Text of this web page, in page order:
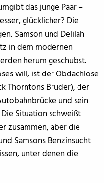
das junge Paar –
glücklicher? Die
Samson und Delilah
in dem modernen
herum geschubst.
will, ist der Obdachlose
Thorntons Bruder), der
und sein
Situation schweißt
zusammen, aber die
Samsons Benzinsucht
unter denen die